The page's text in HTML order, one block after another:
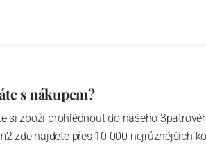
po desetiletí přinášíme do sklářství
Navrhujeme unikátní
s nákupem?
si zboží prohlédnout do našeho
zde najdete přes 10 000 nejrůznějších